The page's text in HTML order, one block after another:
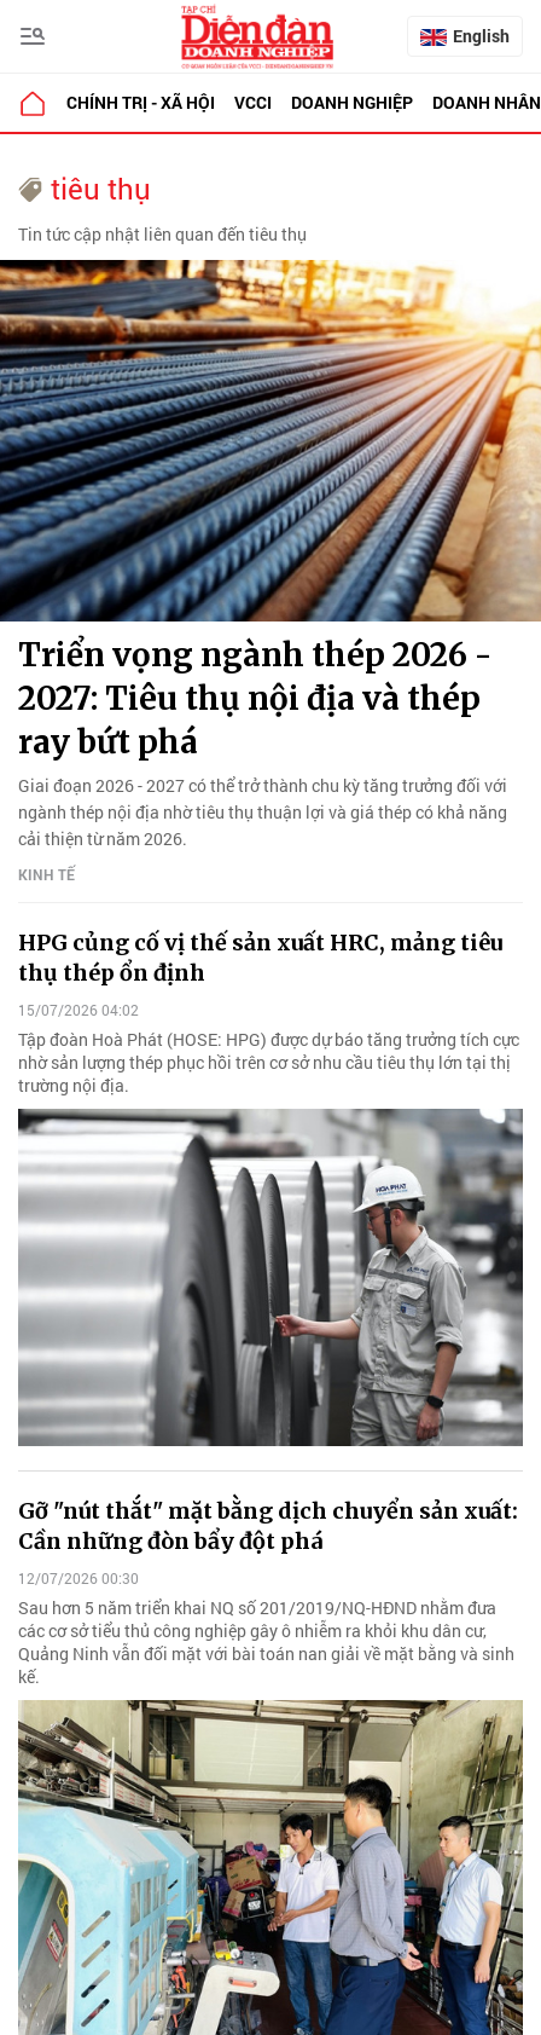
English
CHÍNH TRỊ - XÃ HỘI VCCI DOANH NGHIỆP DOANH NHÂN
tiêu thụ
Tin tức cập nhật liên quan đến tiêu thụ
Triển vọng ngành thép 2026 -
2027: Tiêu thụ nội địa và thép
ray bứt phá
Giai đoạn 2026 - 2027 có thể trở thành chu kỳ tăng trưởng đối với
ngành thép nội địa nhờ tiêu thụ thuận lợi và giá thép có khả năng
cải thiện từ năm 2026.
KINH TẾ
HPG củng cố vị thế sản xuất HRC, mảng tiêu
thụ thép ổn định
15/07/2026 04:02
Tập đoàn Hoà Phát (HOSE: HPG) được dự báo tăng trưởng tích cực
nhờ sản lượng thép phục hồi trên cơ sở nhu cầu tiêu thụ lớn tại thị
trường nội địa.
Gỡ "nút thắt" mặt bằng dịch chuyển sản xuất:
Cần những đòn bẩy đột phá
12/07/2026 00:30
Sau hơn 5 năm triển khai NQ số 201/2019/NQ-HĐND nhằm đưa
các cơ sở tiểu thủ công nghiệp gây ô nhiễm ra khỏi khu dân cư,
Quảng Ninh vẫn đối mặt với bài toán nan giải về mặt bằng và sinh
kế.